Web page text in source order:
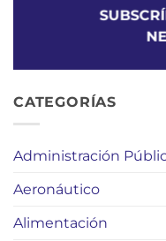
CATEGORÍAS
Administración
Aeronáutico
Alimentación